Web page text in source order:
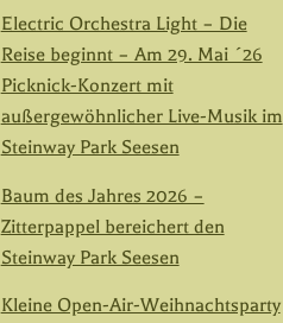
Electric Orchestra Light – Die
Reise beginnt – Am 29. Mai ´26
Picknick-Konzert mit
außergewöhnlicher Live-Musik im
Steinway Park Seesen
Baum des Jahres 2026 –
Zitterpappel bereichert den
Steinway Park Seesen
Kleine Open-Air-Weihnachtsparty